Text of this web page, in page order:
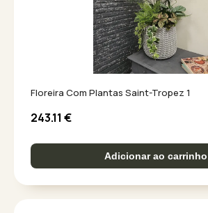
Floreira Com Plantas Saint-Tropez 1
243.11 €
Adicionar ao carrinho